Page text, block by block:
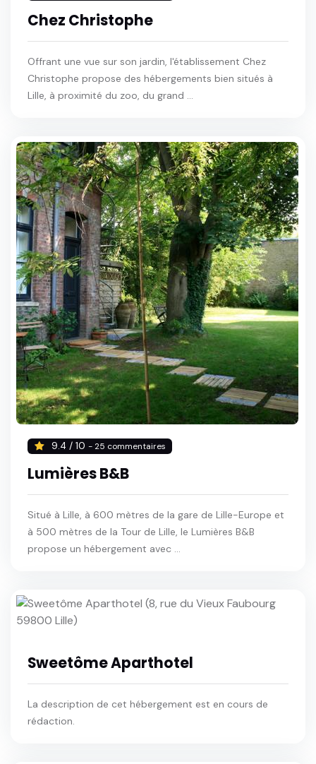
Chez Christophe
Offrant une vue sur son jardin, l'établissement Chez
Christophe propose des hébergements bien situés à
Lille, à proximité du zoo, du grand ...
9.4 / 10 - 25 commentaires
Lumières B&B
Situé à Lille, à 600 mètres de la gare de Lille-Europe et
à 500 mètres de la Tour de Lille, le Lumières B&B
propose un hébergement avec ...
Sweetôme Aparthotel
La description de cet hébergement est en cours de
rédaction.